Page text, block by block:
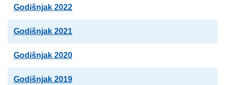
Godišnjak 2022
Godišnjak 2021
Godišnjak 2020
Godišnjak 2019